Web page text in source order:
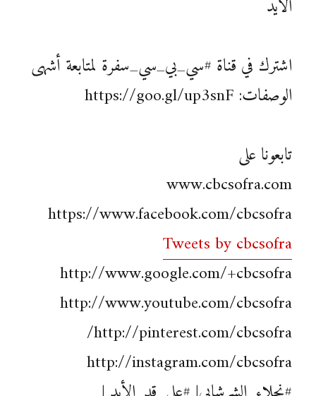
الأيد
اشترك في قناة #سي_بي_سي_سفرة لمتابعة أشهى
الوصفات: https://goo.gl/up3snF
تابعونا على
www.cbcsofra.com
https://www.facebook.com/cbcsofra
Tweets by cbcsofra
http://www.google.com/+cbcsofra
http://www.youtube.com/cbcsofra
http://pinterest.com/cbcsofra/
http://instagram.com/cbcsofra